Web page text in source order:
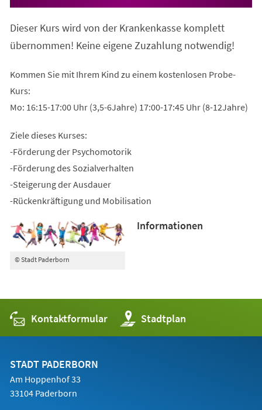
Dieser Kurs wird von der Krankenkasse komplett
übernommen! Keine eigene Zuzahlung notwendig!
Kommen Sie mit Ihrem Kind zu einem kostenlosen Probe-
Kurs:
Mo: 16:15-17:00 Uhr (3,5-6Jahre) 17:00-17:45 Uhr (8-12Jahre)
Ziele dieses Kurses:
-Förderung der Psychomotorik
-Förderung des Sozialverhalten
-Steigerung der Ausdauer
-Rückenkräftigung und Mobilisation
© Stadt Paderborn
Informationen
Kontaktformular Stadtplan
(Öffnet
in
einem
STADT PADERBORN
Am Hoppenhof 33
33104 Paderborn